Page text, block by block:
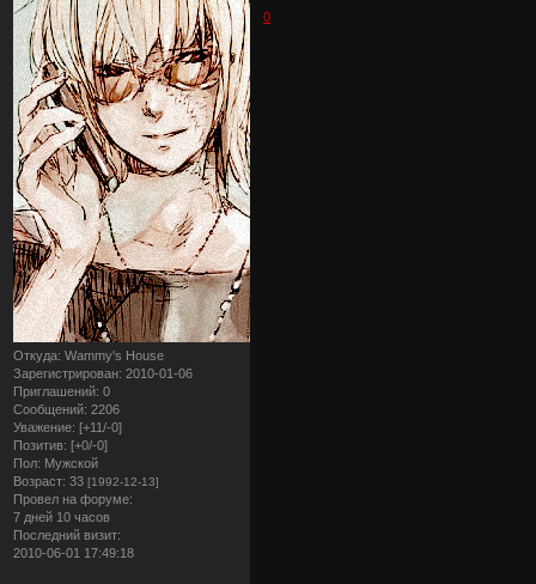
Откуда: Wammy's House
Зарегистрирован: 2010-01-06
Приглашений: 0
Сообщений: 2206
Уважение: [+11/-0]
Позитив: [+0/-0]
Пол: Мужской
Возраст: 33 [1992-12-13]
Провел на форуме:
7 дней 10 часов
Последний визит:
2010-06-01 17:49:18
0